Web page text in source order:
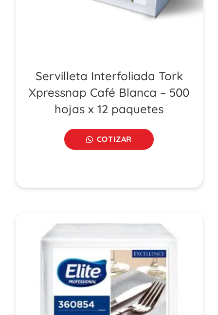
Servilleta Interfoliada Tork
Xpressnap Café Blanca – 500
hojas x 12 paquetes
COTIZAR